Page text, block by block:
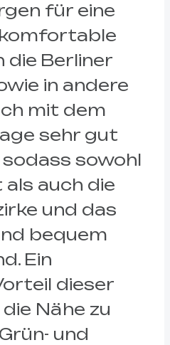
für eine
die Berliner
in andere
mit dem
sehr gut
sowohl
auch die
und das
bequem
Ein
dieser
Nähe zu
und